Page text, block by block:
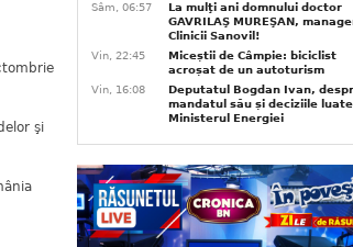
şi
Sâm, 06:57
La mulţi ani domnului doctor
GAVRILAŞ MUREŞAN,
Clinicii Sanovil!
Vin, 22:45
Miceștii de Câmpie: biciclist
acroșat de un autoturism
Vin, 16:08
Deputatul Bogdan Ivan,
mandatul său și deciziile
Ministerul Energiei